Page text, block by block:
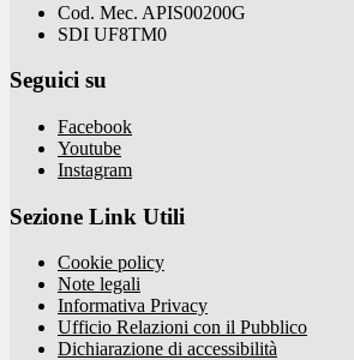
Cod. Mec. APIS00200G
SDI UF8TM0
Seguici su
Facebook
Youtube
Instagram
Sezione Link Utili
Cookie policy
Note legali
Informativa Privacy
Ufficio Relazioni con il Pubblico
Dichiarazione di accessibilità